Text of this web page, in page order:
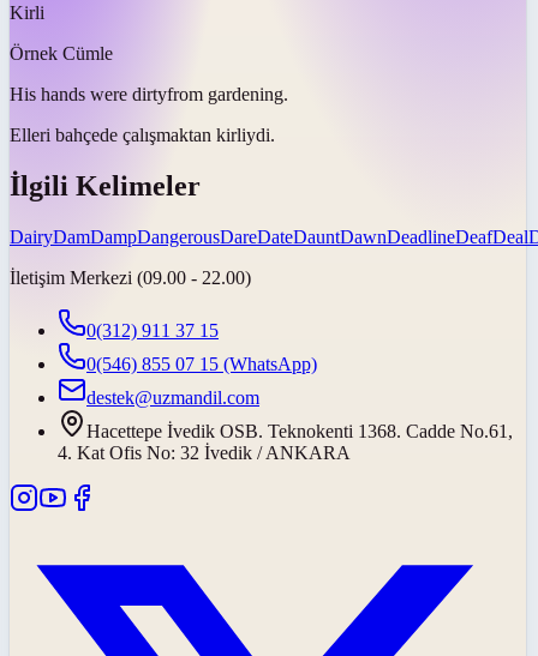
Kirli
Örnek Cümle
His hands were dirtyfrom gardening.
Elleri bahçede çalışmaktan kirliydi.
İlgili Kelimeler
DairyDamDampDangerousDareDateDauntDawnDeadlineDeafDeal
İletişim Merkezi (09.00 - 22.00)
0(312) 911 37 15
0(546) 855 07 15 (WhatsApp)
destek@uzmandil.com
Hacettepe İvedik OSB. Teknokenti 1368. Cadde No.61,
4. Kat Ofis No: 32 İvedik / ANKARA